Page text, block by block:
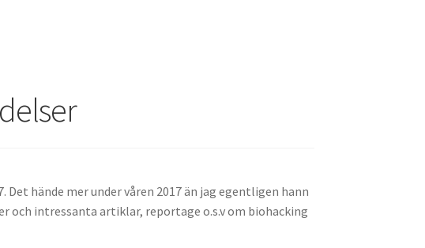
hände mer under våren 2017 än jag egentligen hann
och intressanta artiklar, reportage o.s.v om biohacking